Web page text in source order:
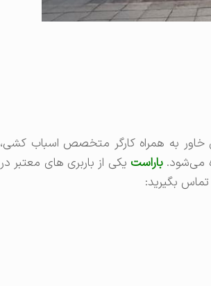
خاور به همراه کارگر متخصص اسباب کشی،
می‌شود.باراست یکی از باربری های معتبر در
تماس بگیرید: